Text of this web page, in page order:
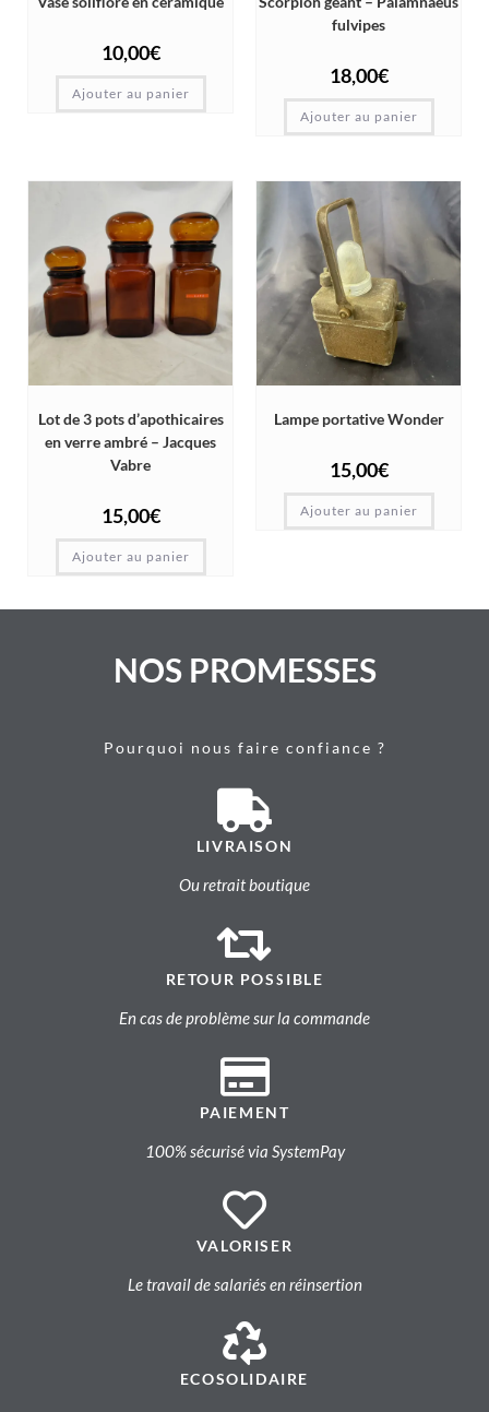
10,00€
Ajouter au panier
fulvipes
18,00€
Ajouter au panier
Lot de 3 pots d’apothicaires
en verre ambré – Jacques
Vabre
15,00€
Ajouter au panier
Lampe portative Wonder
15,00€
Ajouter au panier
NOS PROMESSES
Pourquoi nous faire confiance ?
LIVRAISON
Ou retrait boutique
RETOUR POSSIBLE
En cas de problème sur la commande
PAIEMENT
100% sécurisé via SystemPay
VALORISER
Le travail de salariés en réinsertion
ECOSOLIDAIRE